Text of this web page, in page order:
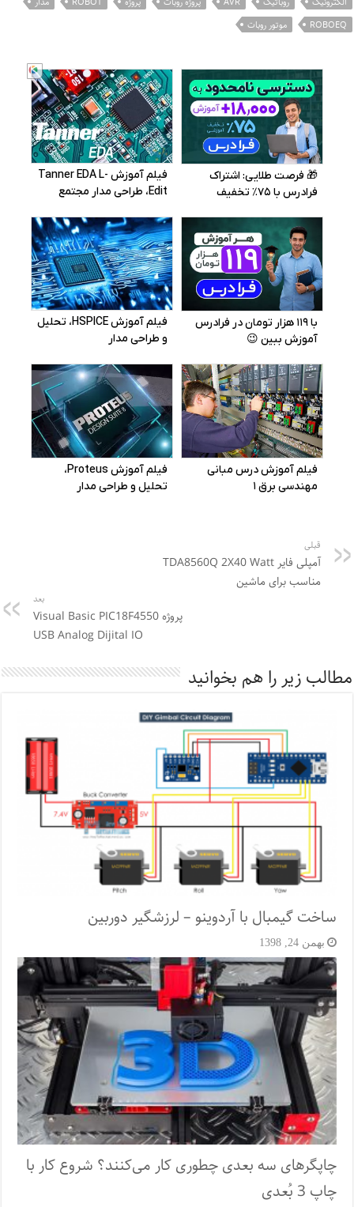
ROBOEQ
موتور روبات
قبلی
آمپلی فایر TDA8560Q 2X40 Watt
مناسب برای ماشین
بعد
پروژه Visual Basic PIC18F4550
USB Analog Dijital IO
مطالب زیر را هم بخوانید
ساخت گیمبال با آردوینو – لرزشگیر دوربین
بهمن 24, 1398
چاپگرهای سه بعدی چطوری کار می‌کنند؟ شروع کار با
چاپ 3 بُعدی